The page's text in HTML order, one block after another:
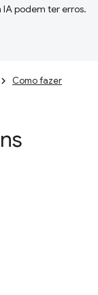
podem ter erros.
Como fazer